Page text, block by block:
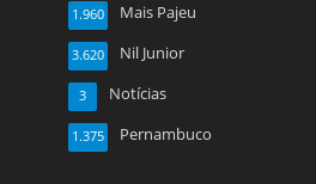
Mais Pajeu
1.960
Nil Junior
3.620
Notícias
3
Pernambuco
1.375